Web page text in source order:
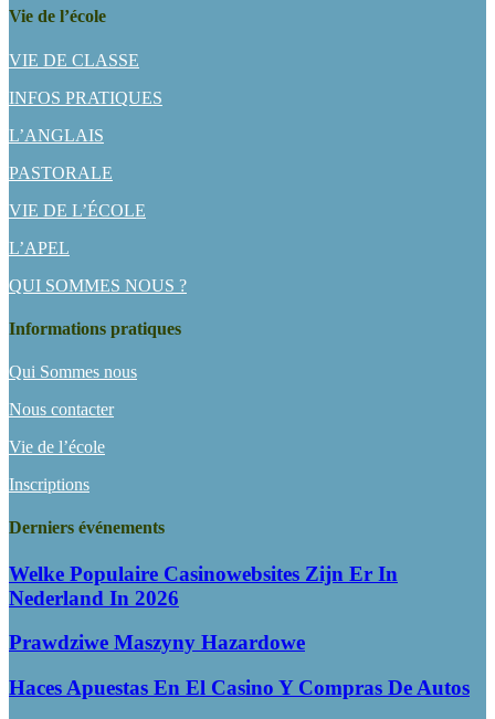
Vie de l’école
VIE DE CLASSE
INFOS PRATIQUES
L’ANGLAIS
PASTORALE
VIE DE L’ÉCOLE
L’APEL
QUI SOMMES NOUS ?
Informations pratiques
Qui Sommes nous
Nous contacter
Vie de l’école
Inscriptions
Derniers événements
Welke Populaire Casinowebsites Zijn Er In
Nederland In 2026
Prawdziwe Maszyny Hazardowe
Haces Apuestas En El Casino Y Compras De Autos